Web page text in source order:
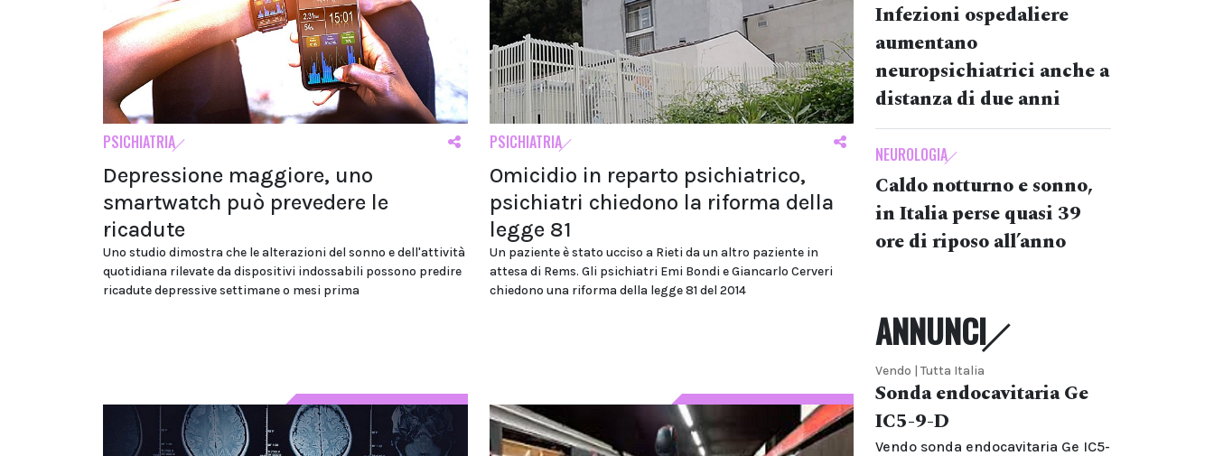
PSICHIATRIA
Depressione maggiore, uno
smartwatch può prevedere le
ricadute
Uno studio dimostra che le alterazioni del sonno e dell'attività
quotidiana rilevate da dispositivi indossabili possono predire
ricadute depressive settimane o mesi prima
PSICHIATRIA
Omicidio in reparto psichiatrico,
psichiatri chiedono la riforma della
legge 81
Un paziente è stato ucciso a Rieti da un altro paziente in
attesa di Rems. Gli psichiatri Emi Bondi e Giancarlo Cerveri
chiedono una riforma della legge 81 del 2014
Infezioni ospedaliere
aumentano
neuropsichiatrici anche a
distanza di due anni
NEUROLOGIA
Caldo notturno e sonno,
in Italia perse quasi 39
ore di riposo all’anno
ANNUNCI
Vendo | Tutta Italia
Sonda endocavitaria Ge
IC5-9-D
Vendo sonda endocavitaria Ge IC5-